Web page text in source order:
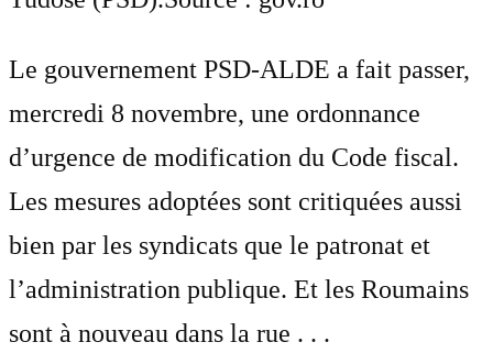
Le gouvernement PSD-ALDE a fait passer,
mercredi 8 novembre, une ordonnance
d’urgence de modification du Code fiscal.
Les mesures adoptées sont critiquées aussi
bien par les syndicats que le patronat et
l’administration publique. Et les Roumains
sont à nouveau dans la rue . . .